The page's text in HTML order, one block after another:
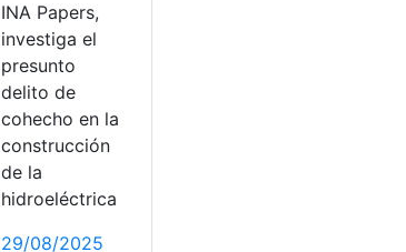
INA Papers,
investiga el
presunto
delito de
cohecho en la
construcción
de la
hidroeléctrica
29/08/2025